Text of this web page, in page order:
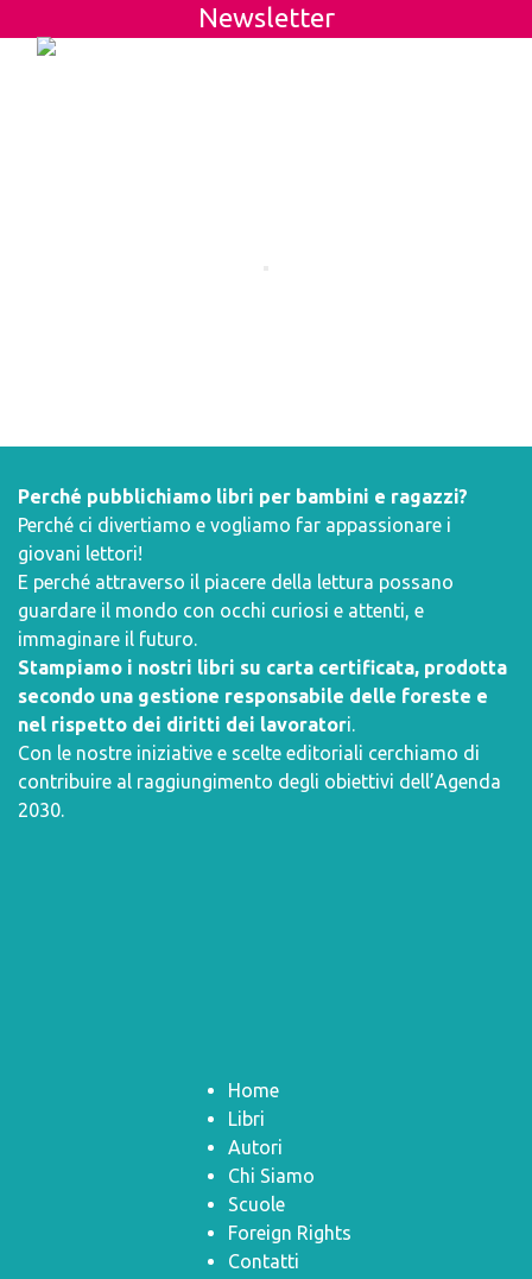
Newsletter
Perché pubblichiamo libri per bambini e ragazzi?
Perché ci divertiamo e vogliamo far appassionare i
giovani lettori!
E perché attraverso il piacere della lettura possano
guardare il mondo con occhi curiosi e attenti, e
immaginare il futuro.
Stampiamo i nostri libri su carta certificata, prodotta
secondo una gestione responsabile delle foreste e
nel rispetto dei diritti dei lavoratori.
Con le nostre iniziative e scelte editoriali cerchiamo di
contribuire al raggiungimento degli obiettivi dell’Agenda
2030.
Home
Libri
Autori
Chi Siamo
Scuole
Foreign Rights
Contatti